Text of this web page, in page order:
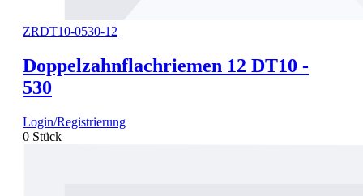
ZRDT10-0530-12
Doppelzahnflachriemen 12 DT10 -
530
Login/Registrierung
0 Stück